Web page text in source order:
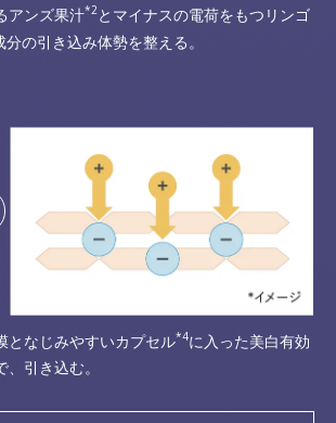
アンズ果汁*2 とマイナスの電荷をもつリンゴ
の引き込み体勢を整える。
となじみやすいカプセル*4に入った美白有効
引き込む。